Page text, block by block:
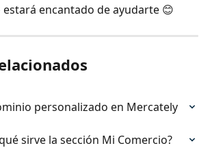
encantado de ayudarte 😊
personalizado en Mercately
sirve la sección Mi Comercio?